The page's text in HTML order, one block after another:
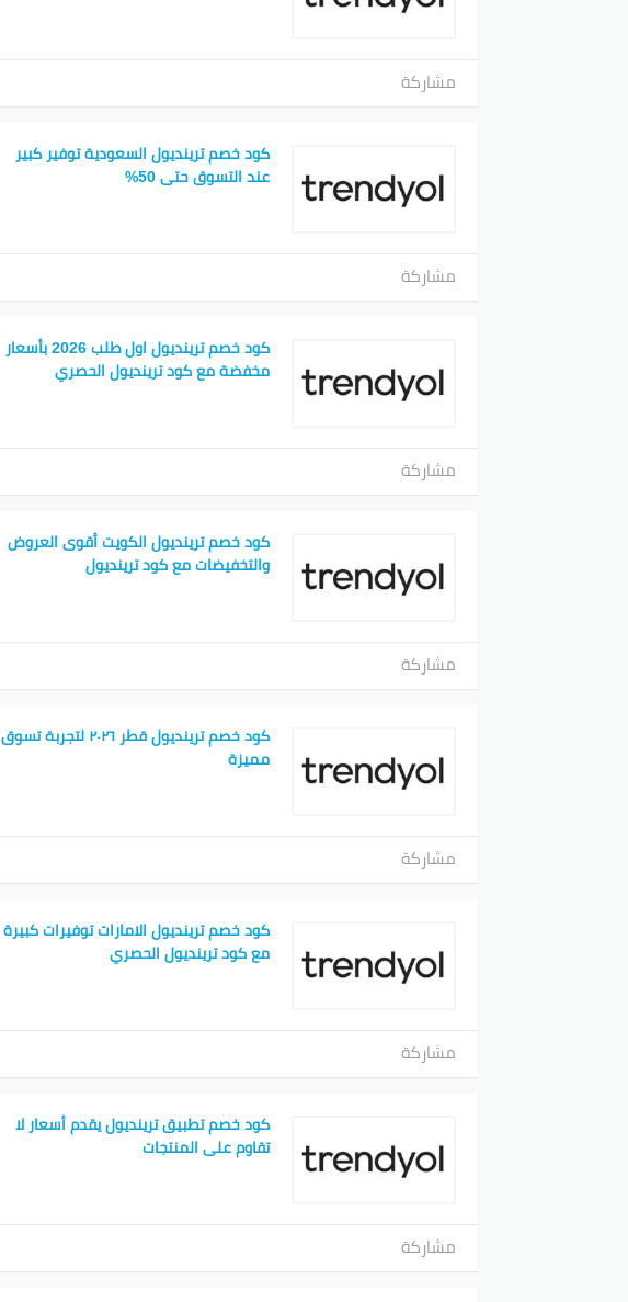
مشاركة
كود خصم ترينديول السعودية توفير كبير
عند التسوق حتى 50%
مشاركة
كود خصم ترينديول اول طلب 2026 بأسعار
مخفضة مع كود ترينديول الحصري
مشاركة
كود خصم ترينديول الكويت أقوى العروض
والتخفيضات مع كود ترينديول
مشاركة
كود خصم ترينديول قطر ٢٠٢٦ لتجربة تسوق
مميزة
مشاركة
كود خصم ترينديول الامارات توفيرات كبيرة
مع كود ترينديول الحصري
مشاركة
كود خصم تطبيق ترينديول يقدم أسعار لا
تقاوم على المنتجات
مشاركة